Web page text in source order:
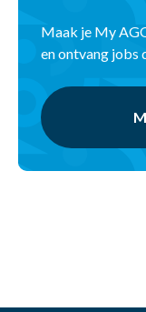
Maak je My
en ontvang jobs